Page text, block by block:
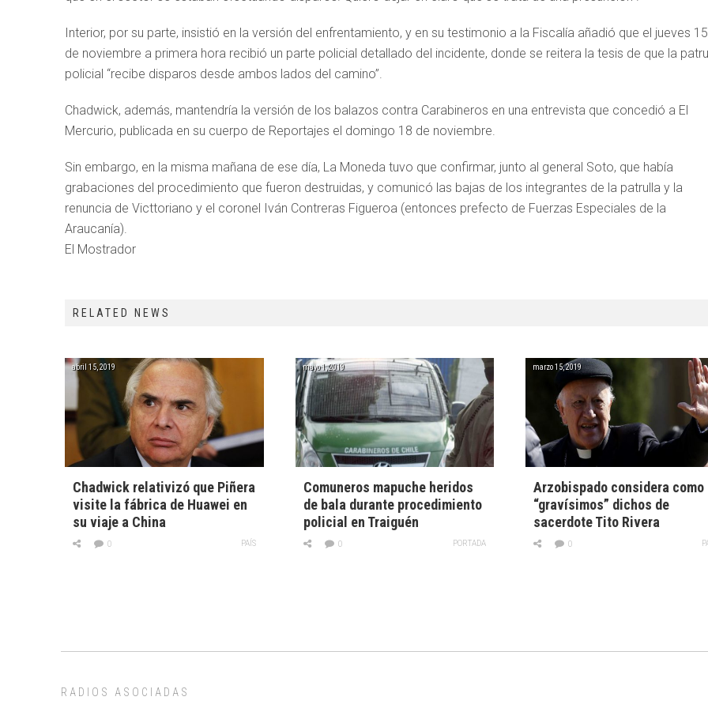
Interior, por su parte, insistió en la versión del enfrentamiento, y en su testimonio a la Fiscalía añadió que el jueves 15
de noviembre a primera hora recibió un parte policial detallado del incidente, donde se reitera la tesis de que la
policial “recibe disparos desde ambos lados del camino”.
Chadwick, además, mantendría la versión de los balazos contra Carabineros en una entrevista que concedió a El
Mercurio, publicada en su cuerpo de Reportajes el domingo 18 de noviembre.
Sin embargo, en la misma mañana de ese día, La Moneda tuvo que confirmar, junto al general Soto, que había
grabaciones del procedimiento que fueron destruidas, y comunicó las bajas de los integrantes de la patrulla y la
renuncia de Victtoriano y el coronel Iván Contreras Figueroa (entonces prefecto de Fuerzas Especiales de la
Araucanía).
El Mostrador
RELATED NEWS
abril 15, 2019
Chadwick relativizó que Piñera
visite la fábrica de Huawei en
su viaje a China
PAÍS
0
mayo 1, 2019
Comuneros mapuche heridos
de bala durante procedimiento
policial en Traiguén
PORTADA
0
marzo 15, 2019
Arzobispado considera como
“gravísimos” dichos de
sacerdote Tito Rivera
0
RADIOS ASOCIADAS